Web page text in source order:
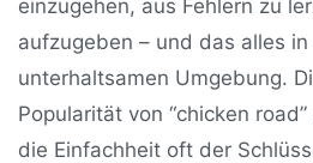
einzugehen, aus Fehlern zu
aufzugeben – und das alles
unterhaltsamen Umgebung.
Popularität von “chicken
die Einfachheit oft der